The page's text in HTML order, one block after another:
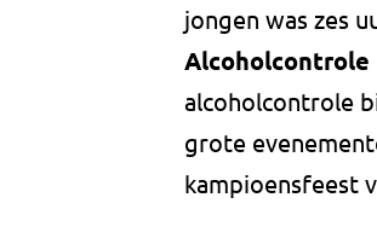
jongen was zes
Alcoholcontrole
alcoholcontrole
grote
kampioensfeest